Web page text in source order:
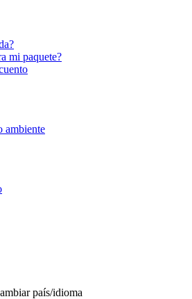
mi paquete?
ambiente
país/idioma